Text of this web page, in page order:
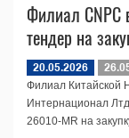
Филиал CNPC
тендер на
20.05.2026
Филиал Китайской
Интернационал
26010-МR на